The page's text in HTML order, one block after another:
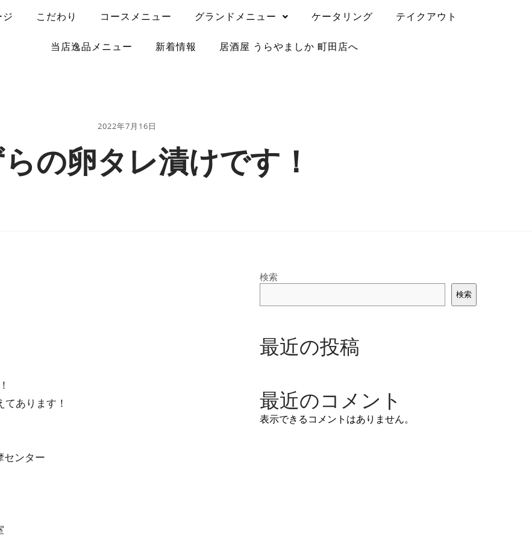
ジ こだわり コースメニュー グランドメニュー ケータリング テイクアウト
当店逸品メニュー 新着情報 居酒屋 うらやましか 町田店へ
2022年7月16日
の卵タレ漬けです！
あります！
センター
検索
検索
最近の投稿
最近のコメント
表示できるコメントはありません。